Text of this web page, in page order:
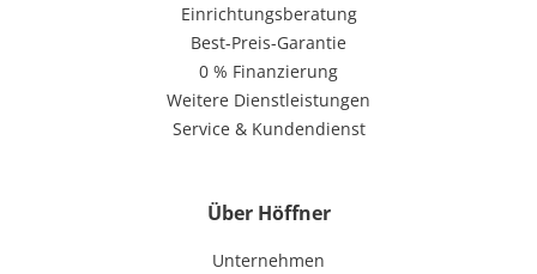
Einrichtungsberatung
Best-Preis-Garantie
0 % Finanzierung
Weitere Dienstleistungen
Service & Kundendienst
Über Höffner
Unternehmen